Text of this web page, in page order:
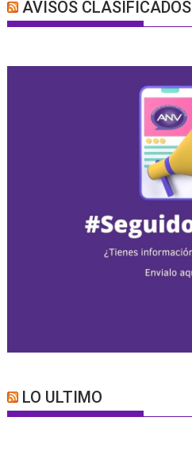
AVISOS CLASIFICADOS
LO ULTIMO